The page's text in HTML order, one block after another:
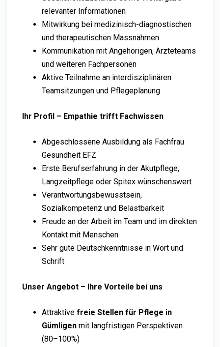
relevanter Informationen
Mitwirkung bei medizinisch-diagnostischen
und therapeutischen Massnahmen
Kommunikation mit Angehörigen, Ärzteteams
und weiteren Fachpersonen
Aktive Teilnahme an interdisziplinären
Teamsitzungen und Pflegeplanung
Ihr Profil – Empathie trifft Fachwissen
Abgeschlossene Ausbildung als Fachfrau
Gesundheit EFZ
Erste Berufserfahrung in der Akutpflege,
Langzeitpflege oder Spitex wünschenswert
Verantwortungsbewusstsein,
Sozialkompetenz und Belastbarkeit
Freude an der Arbeit im Team und im direkten
Kontakt mit Menschen
Sehr gute Deutschkenntnisse in Wort und
Schrift
Unser Angebot – Ihre Vorteile bei uns
Attraktive freie Stellen für Pflege in
Gümligen mit langfristigen Perspektiven
(80–100%)